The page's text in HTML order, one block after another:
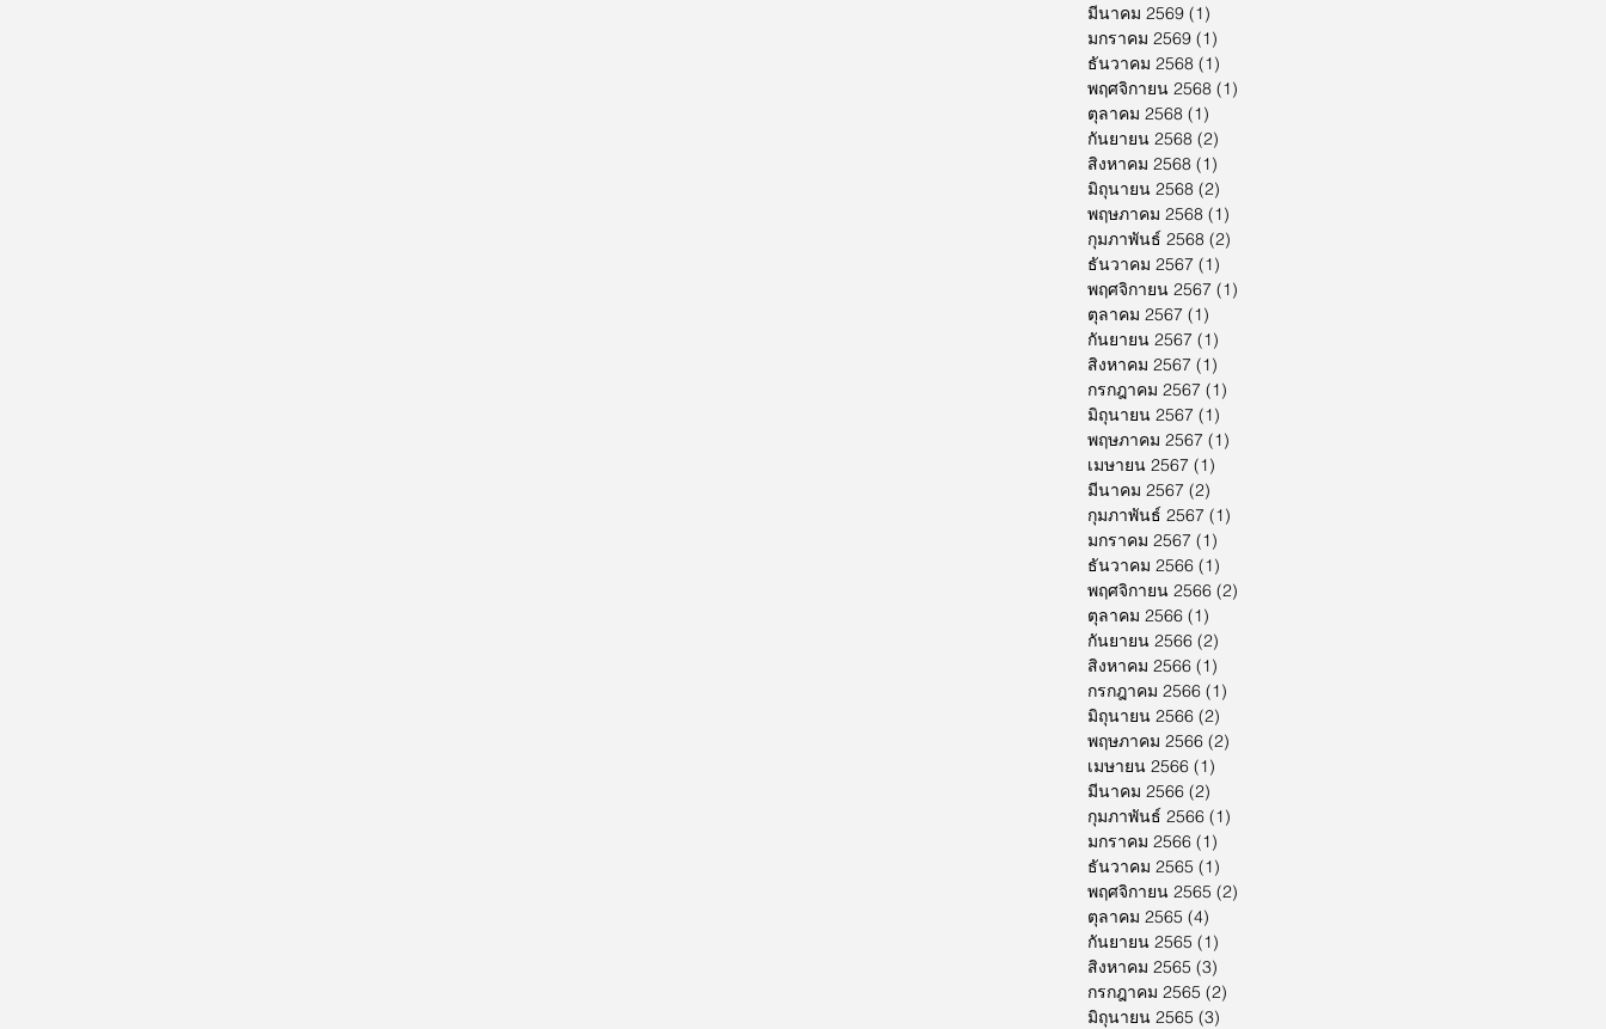
มีนาคม 2569 (1)
มกราคม 2569 (1)
ธันวาคม 2568 (1)
พฤศจิกายน 2568 (1)
ตุลาคม 2568 (1)
กันยายน 2568 (2)
สิงหาคม 2568 (1)
มิถุนายน 2568 (2)
พฤษภาคม 2568 (1)
กุมภาพันธ์ 2568 (2)
ธันวาคม 2567 (1)
พฤศจิกายน 2567 (1)
ตุลาคม 2567 (1)
กันยายน 2567 (1)
สิงหาคม 2567 (1)
กรกฎาคม 2567 (1)
มิถุนายน 2567 (1)
พฤษภาคม 2567 (1)
เมษายน 2567 (1)
มีนาคม 2567 (2)
กุมภาพันธ์ 2567 (1)
มกราคม 2567 (1)
ธันวาคม 2566 (1)
พฤศจิกายน 2566 (2)
ตุลาคม 2566 (1)
กันยายน 2566 (2)
สิงหาคม 2566 (1)
กรกฎาคม 2566 (1)
มิถุนายน 2566 (2)
พฤษภาคม 2566 (2)
เมษายน 2566 (1)
มีนาคม 2566 (2)
กุมภาพันธ์ 2566 (1)
มกราคม 2566 (1)
ธันวาคม 2565 (1)
พฤศจิกายน 2565 (2)
ตุลาคม 2565 (4)
กันยายน 2565 (1)
สิงหาคม 2565 (3)
กรกฎาคม 2565 (2)
มิถุนายน 2565 (3)